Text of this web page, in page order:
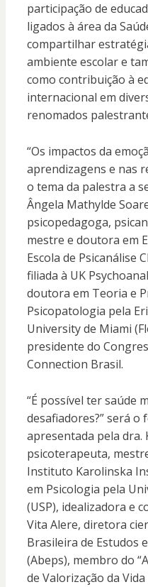
participação de
ligados à área da
compartilhar
ambiente escolar e
como contribuição à
internacional em
renomados
“Os impactos da
aprendizagens e nas
o tema da palestra a
Ângela Mathylde
psicopedagoga,
mestre e doutora em
Escola de Psicanálise
filiada à UK
doutora em Teoria e
Psicopatologia pela
University de Miami
presidente do
Connection Brasil.
“É possível ter saúde
desafiadores?” será o
apresentada pela dra.
psicoterapeuta,
Instituto Karolinska
em Psicologia pela
(USP), idealizadora e
Vita Alere, diretora
Brasileira de Estudos
(Abeps), membro do
de Valorização da